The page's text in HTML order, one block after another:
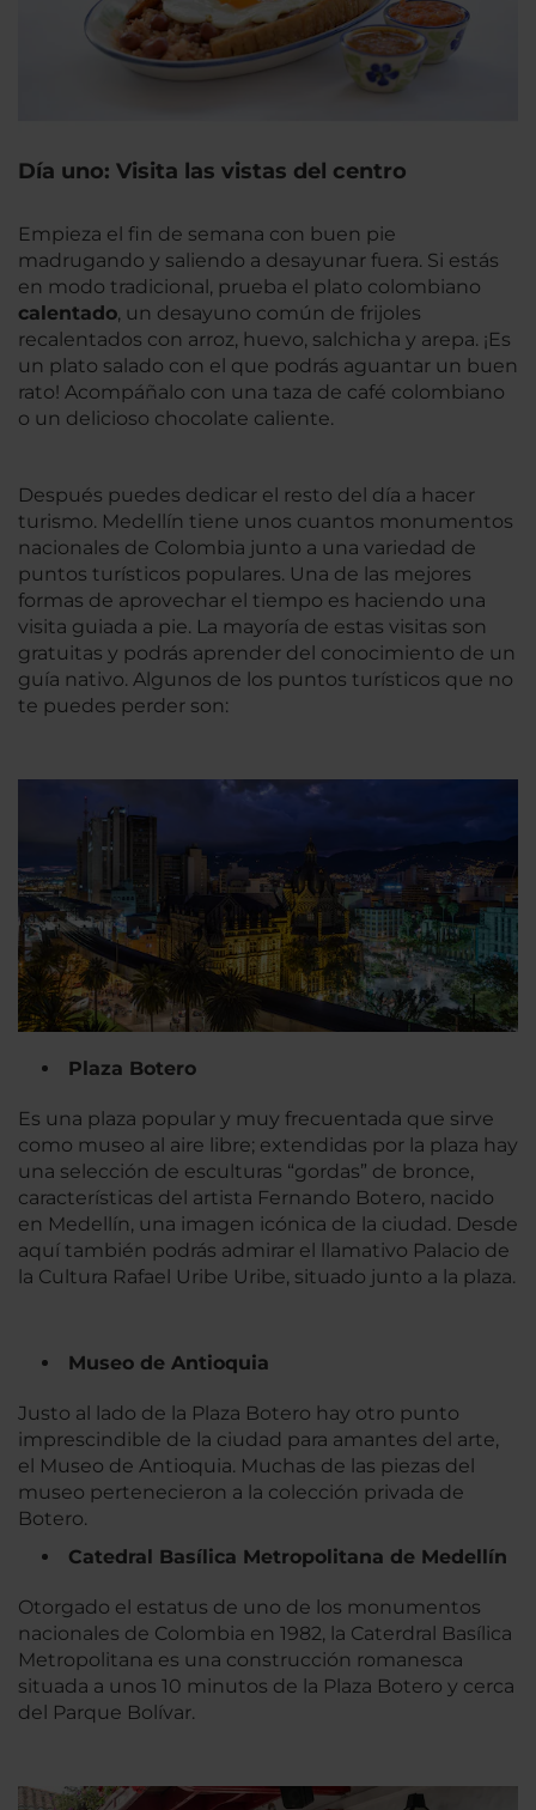
Día uno: Visita las vistas del centro
Empieza el fin de semana con buen pie
madrugando y saliendo a desayunar fuera. Si estás
en modo tradicional, prueba el plato colombiano
calentado, un desayuno común de frijoles
recalentados con arroz, huevo, salchicha y arepa. ¡Es
un plato salado con el que podrás aguantar un buen
rato! Acompáñalo con una taza de café colombiano
o un delicioso chocolate caliente.
Después puedes dedicar el resto del día a hacer
turismo. Medellín tiene unos cuantos monumentos
nacionales de Colombia junto a una variedad de
puntos turísticos populares. Una de las mejores
formas de aprovechar el tiempo es haciendo una
visita guiada a pie. La mayoría de estas visitas son
gratuitas y podrás aprender del conocimiento de un
guía nativo. Algunos de los puntos turísticos que no
te puedes perder son:
Plaza Botero
Es una plaza popular y muy frecuentada que sirve
como museo al aire libre; extendidas por la plaza hay
una selección de esculturas “gordas” de bronce,
características del artista Fernando Botero, nacido
en Medellín, una imagen icónica de la ciudad. Desde
aquí también podrás admirar el llamativo Palacio de
la Cultura Rafael Uribe Uribe, situado junto a la plaza.
Museo de Antioquia
Justo al lado de la Plaza Botero hay otro punto
imprescindible de la ciudad para amantes del arte,
el Museo de Antioquia. Muchas de las piezas del
museo pertenecieron a la colección privada de
Botero.
Catedral Basílica Metropolitana de Medellín
Otorgado el estatus de uno de los monumentos
nacionales de Colombia en 1982, la Caterdral Basílica
Metropolitana es una construcción romanesca
situada a unos 10 minutos de la Plaza Botero y cerca
del Parque Bolívar.